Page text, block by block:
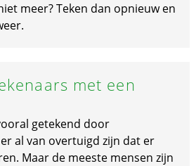
meer? Teken dan opnieuw en
met een
getekend door
al van overtuigd zijn dat er
Maar de meeste mensen zijn